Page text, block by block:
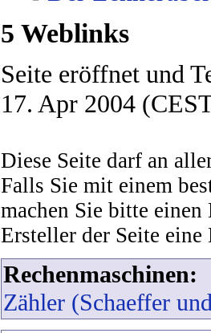
5 Weblinks
Seite eröffnet und
17. Apr 2004
Diese Seite darf an
Falls Sie mit einem
machen Sie bitte
Ersteller der Seite
Rechenmaschinen:
Zähler (Schaeffer